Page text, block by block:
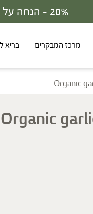
30% - הנחה על סדרת הפטריות ברכישת 3 מוצרים
מרכז המבקרים בריא